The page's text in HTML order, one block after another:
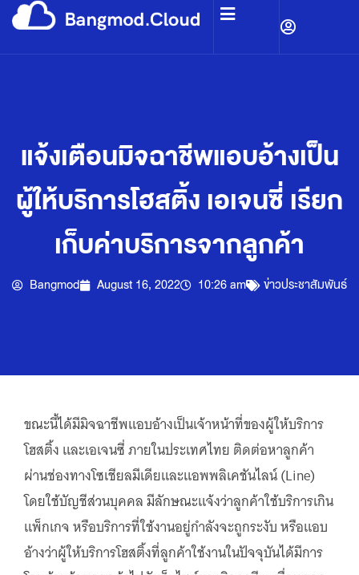
แจ้งเตือนมิจฉาชีพแอบอ้างเป็น
ผู้ให้บริการโฮสติ้ง เอเจนซี่ เรียก
เก็บค่าบริการจากลูกค้า
Bangmod August 16, 2022 10:26 am ข่าวประชาสัมพันธ์
ขณะนี้ได้มีมิจฉาชีพแอบอ้างเป็นเจ้าหน้าที่ของผู้ให้บริการ
โฮสติ้ง และเอเจนซี่ ภายในประเทศไทย ติดต่อหาลูกค้า
ผ่านช่องทางโซเชียลมีเดียและแอพพลิเคชันไลน์ (Line)
โดยใช้บัญชีส่วนบุคคล มีลักษณะแจ้งว่าลูกค้าใช้บริการเกิน
แพ็กเกจ หรือบริการที่ใช้งานอยู่กำลังจะถูกระงับ หรือแอบ
อ้างว่าผู้ให้บริการโฮสติ้งที่ลูกค้าใช้งานในปัจจุบันได้มีการ